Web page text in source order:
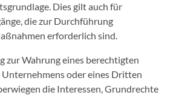
Dies gilt auch für
die zur Durchführung
erforderlich sind.
zur Wahrung eines berechtigten
Unternehmens oder eines Dritten
die Interessen, Grundrechte